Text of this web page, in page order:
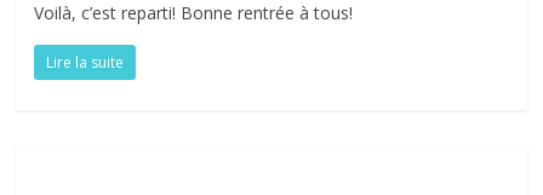
Voilà, c’est reparti! Bonne rentrée à tous!
Lire la suite